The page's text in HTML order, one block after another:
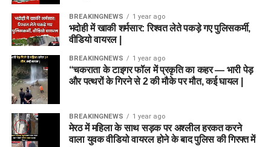
BREAKINGNEWS 1 year ago
भदोही में खाकी शर्मसार: रिश्वत लेते पकड़े गए पुलिसकर्मी,
वीडियो वायरल |
BREAKINGNEWS 1 year ago
“चकराता के टाइगर फॉल में प्रकृति का कहर — भारी पेड़
और पत्थरों के गिरने से 2 की मौके पर मौत, कई घायल |
BREAKINGNEWS 1 year ago
मेरठ में महिला के साथ सड़क पर अश्लील हरकत करने
वाला युवक वीडियो वायरल होने के बाद पुलिस की गिरफ्त में